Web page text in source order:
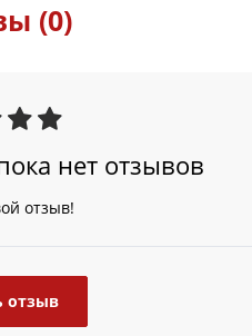
(0)
нет отзывов
отзыв!
отзыв